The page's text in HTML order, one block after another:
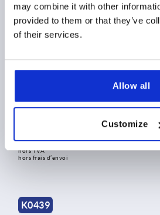
may combine it with other
provided to them or that they’ve
of their services.
Allow all
Customize
Charnière en thermoplastique avec
PDSF à partir de$18.73
hors TVA
hors frais d’envoi
K0439